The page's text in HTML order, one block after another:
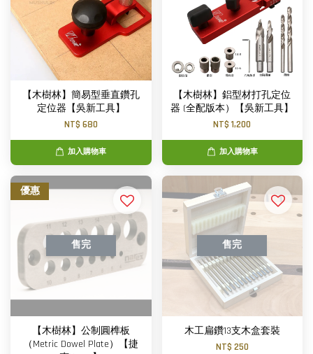
【木樹林】簡易型垂直鑽孔
定位器【吳新工具】
NT$ 680
加入購物車
【木樹林】鋁型材打孔定位
器 (全配版本）【吳新工具】
NT$ 1,200
加入購物車
優惠
售完
【木樹林】公制圓榫板
（Metric Dowel Plate）【捷
售完
木工扁鑽13支木盒套裝
NT$ 250